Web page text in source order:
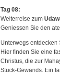
Tag 08:
Weiterreise zum
Geniessen Sie den
Unterwegs entdecken
Hier finden Sie eine
Christus, die zur
Stuck-Gewands. Ein